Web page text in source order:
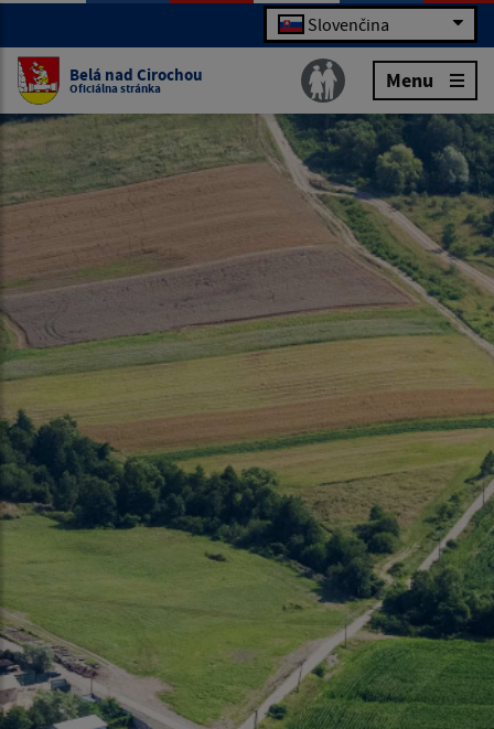
Slovenčina
Belá nad Cirochou
Oficiálna stránka Menu